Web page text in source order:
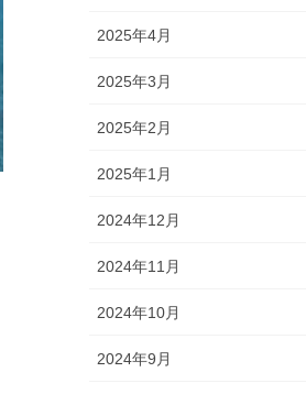
2025年4月
2025年3月
2025年2月
2025年1月
2024年12月
2024年11月
2024年10月
2024年9月